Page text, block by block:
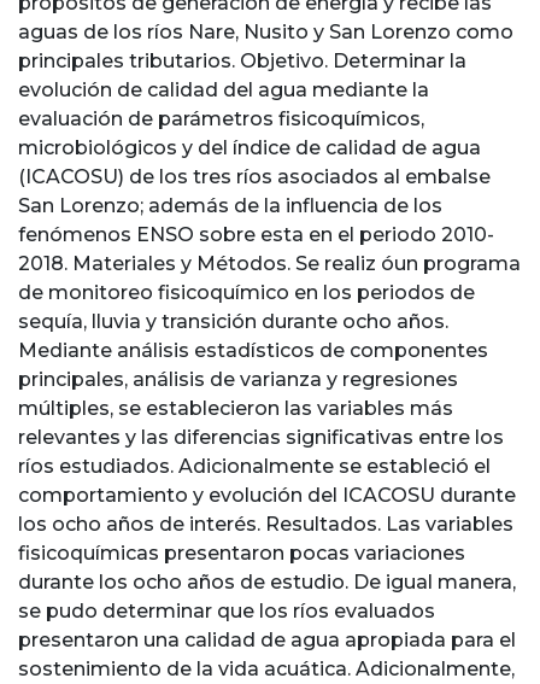
aguas de los ríos Nare, Nusito y San Lorenzo como
principales tributarios. Objetivo. Determinar la
evolución de calidad del agua mediante la
evaluación de parámetros fisicoquímicos,
microbiológicos y del índice de calidad de agua
(ICACOSU) de los tres ríos asociados al embalse
San Lorenzo; además de la influencia de los
fenómenos ENSO sobre esta en el periodo 2010-
2018. Materiales y Métodos. Se realiz óun programa
de monitoreo fisicoquímico en los periodos de
sequía, lluvia y transición durante ocho años.
Mediante análisis estadísticos de componentes
principales, análisis de varianza y regresiones
múltiples, se establecieron las variables más
relevantes y las diferencias significativas entre los
ríos estudiados. Adicionalmente se estableció el
comportamiento y evolución del ICACOSU durante
los ocho años de interés. Resultados. Las variables
fisicoquímicas presentaron pocas variaciones
durante los ocho años de estudio. De igual manera,
se pudo determinar que los ríos evaluados
presentaron una calidad de agua apropiada para el
sostenimiento de la vida acuática. Adicionalmente,